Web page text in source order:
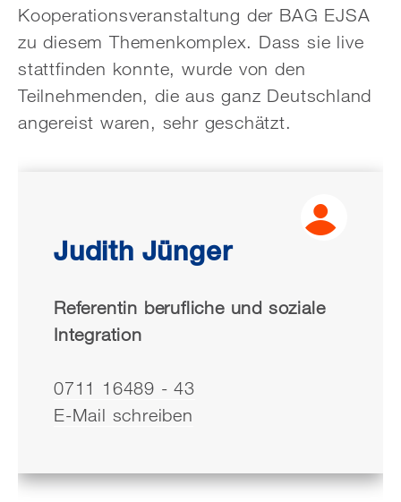
Kooperationsveranstaltung der BAG EJSA
zu diesem Themenkomplex. Dass sie live
stattfinden konnte, wurde von den
Teilnehmenden, die aus ganz Deutschland
angereist waren, sehr geschätzt.
Judith Jünger
Referentin berufliche und soziale
Integration
0711 16489 - 43
E-Mail schreiben